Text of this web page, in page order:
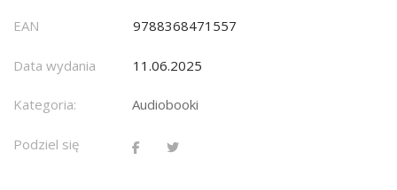
EAN 9788368471557
Data wydania 11.06.2025
Kategoria: Audiobooki
Podziel się